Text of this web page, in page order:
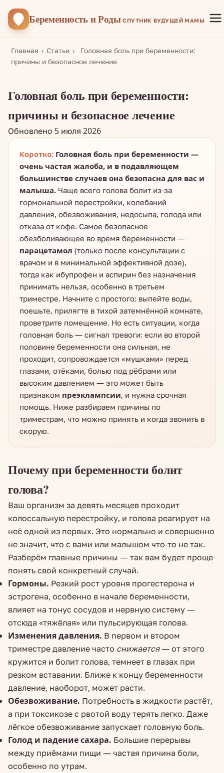
Беременностьи Роды СПУТНИК БУДУЩЕЙ МАМЫ
Главная › Статьи ›
Головная боль при беременности:
причины и безопасное лечение
Головная боль при беременности:
причины и безопасное лечение
Обновлено 5 июля 2026
Коротко: Головная боль при беременности —
очень частая жалоба, и в подавляющем
большинстве случаев она безопасна для вас и
малыша. Чаще всего голова болит из-за
гормональной перестройки, колебаний
давления, обезвоживания, недосыпа, голода или
отказа от кофе. Самое безопасное
обезболивающее во время беременности —
парацетамол (только после консультации с
врачом и в минимальной эффективной дозе),
тогда как ибупрофен и аспирин без назначения
принимать нельзя, особенно в третьем
триместре. Начните с простого: выпейте воды,
поешьте, прилягте в тихой затемнённой комнате,
проветрите помещение. Но есть ситуации, когда
головная боль — сигнал тревоги: если во второй
половине беременности она сильная, не
проходит, сопровождается «мушками» перед
глазами, отёками, болью под рёбрами или
высоким давлением — это может быть
признаком преэклампсии, и нужна срочная
помощь. Ниже разбираем причины по
триместрам, что можно принять и когда звонить в
скорую.
Почему при беременности болит
голова?
Ваш организм за девять месяцев проходит
колоссальную перестройку, и голова реагирует на
неё одной из первых. Это нормально и совершенно
не значит, что с вами или малышом что-то не так.
Разберём главные причины — так вам будет проще
понять свой конкретный случай.
Гормоны. Резкий рост уровня прогестерона и
эстрогена, особенно в начале беременности,
влияет на тонус сосудов и нервную систему —
отсюда «тяжёлая» или пульсирующая голова.
Изменения давления. В первом и втором
триместре давление часто снижается— от этого
кружится и болит голова, темнеет в глазах при
резком вставании. Ближе к концу беременности
давление, наоборот, может расти.
Обезвоживание. Потребность в жидкости растёт,
а при токсикозе с рвотой воду терять легко. Даже
лёгкое обезвоживание запускает головную боль.
Голод и падение сахара. Большие перерывы
между приёмами пищи — частая причина боли,
особенно по утрам.